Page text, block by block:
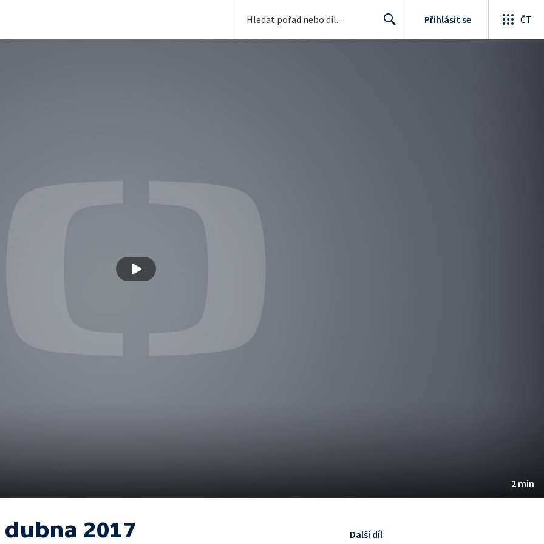
Přihlásit se ČT
2 min
dubna 2017 Další díl